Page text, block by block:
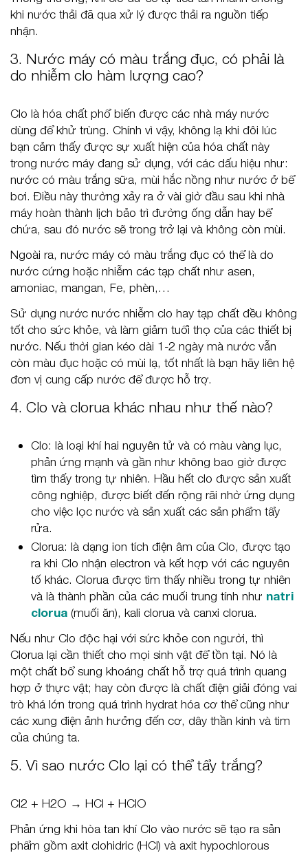
khi nước thải đã qua xử lý được thải ra nguồn tiếp
nhận.
3. Nước máy có màu trắng đục, có phải là
do nhiễm clo hàm lượng cao?
Clo là hóa chất phổ biến được các nhà máy nước
dùng để khử trùng. Chính vì vậy, không lạ khi đôi lúc
bạn cảm thấy được sự xuất hiện của hóa chất này
trong nước máy đang sử dụng, với các dấu hiệu như:
nước có màu trắng sữa, mùi hắc nồng như nước ở bể
bơi. Điều này thường xảy ra ở vài giờ đầu sau khi nhà
máy hoàn thành lịch bảo trì đường ống dẫn hay bể
chứa, sau đó nước sẽ trong trở lại và không còn mùi.
Ngoài ra, nước máy có màu trắng đục có thể là do
nước cứng hoặc nhiễm các tạp chất như asen,
amoniac, mangan, Fe, phèn,…
Sử dụng nước nước nhiễm clo hay tạp chất đều không
tốt cho sức khỏe, và làm giảm tuổi thọ của các thiết bị
nước. Nếu thời gian kéo dài 1-2 ngày mà nước vẫn
còn màu đục hoặc có mùi lạ, tốt nhất là bạn hãy liên hệ
đơn vị cung cấp nước để được hỗ trợ.
4. Clo và clorua khác nhau như thế nào?
Clo: là loại khí hai nguyên tử và có màu vàng lục,
phản ứng mạnh và gần như không bao giờ được
tìm thấy trong tự nhiên. Hầu hết clo được sản xuất
công nghiệp, được biết đến rộng rãi nhờ ứng dụng
cho việc lọc nước và sản xuất các sản phẩm tẩy
rửa.
Clorua: là dạng ion tích điện âm của Clo, được tạo
ra khi Clo nhận electron và kết hợp với các nguyên
tố khác. Clorua được tìm thấy nhiều trong tự nhiên
và là thành phần của các muối trung tính như natri
clorua (muối ăn), kali clorua và canxi clorua.
Nếu như Clo độc hại với sức khỏe con người, thì
Clorua lại cần thiết cho mọi sinh vật để tồn tại. Nó là
một chất bổ sung khoáng chất hỗ trợ quá trình quang
hợp ở thực vật; hay còn được là chất điện giải đóng vai
trò khá lớn trong quá trình hydrat hóa cơ thể cũng như
các xung điện ảnh hưởng đến cơ, dây thần kinh và tim
của chúng ta.
5. Vì sao nước Clo lại có thể tẩy trắng?
Cl2 + H2O → HCl + HClO
Phản ứng khi hòa tan khí Clo vào nước sẽ tạo ra sản
phẩm gồm axit clohidric (HCl) và axit hypochlorous